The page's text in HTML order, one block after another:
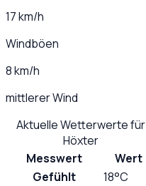
17 km/h
Windböen
8 km/h
mittlerer Wind
Aktuelle Wetterwerte für
Höxter
Messwert
Wert
Gefühlt
18°C